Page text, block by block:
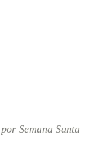
Semana Santa